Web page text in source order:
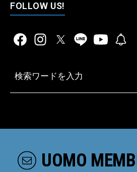
FOLLOW US!
UOMO